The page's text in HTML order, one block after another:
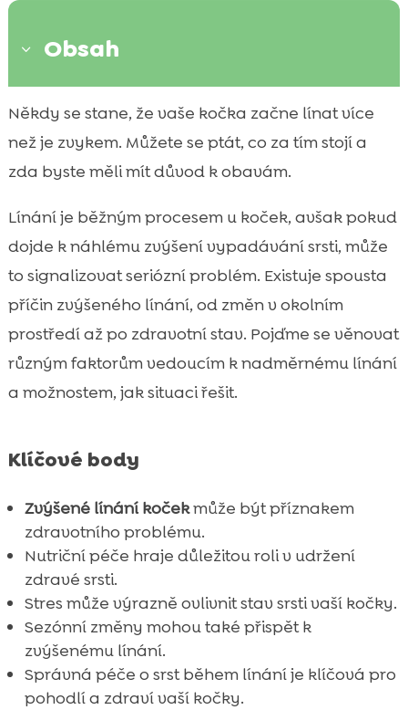
3 Obsah
 Možné zdravotní příčiny náhlého línání
 Význam nutriční péče
 Stres a jeho vliv na línání
 Vliv prostředí na srst vaší kočky
 Kočka náhle líná – co sledovat
 O nemoci a symptomech spojených s
línáním
 Péče o srst během línání
 Výhody hypoalergenní stravy
 Purrfect Life stelivo pro kočky
Jak můžeme pomoci kočce během línání
Podpora zdravého životního stylu
 Speciální produkty pro kočky s citlivou
pokožkou
 Tipy na minimalizaci línání v domácnosti
 Závěr
FAQ
Někdy se stane, že vaše kočka začne línat více
než je zvykem. Můžete se ptát, co za tím stojí a
zda byste měli mít důvod k obavám.
Línání je běžným procesem u koček, avšak pokud
dojde k náhlému zvýšení vypadávání srsti, může
to signalizovat seriózní problém. Existuje spousta
příčin zvýšeného línání, od změn v okolním
prostředí až po zdravotní stav. Pojďme se věnovat
různým faktorům vedoucím k nadměrnému línání
a možnostem, jak situaci řešit.
Klíčové body
Zvýšené línání kočekmůže být příznakem
zdravotního problému.
Nutriční péče hraje důležitou roli v udržení
zdravé srsti.
Stres může výrazně ovlivnit stav srsti vaší kočky.
Sezónní změny mohou také přispět k
zvýšenému línání.
Správná péče o srst během línání je klíčová pro
pohodlí a zdraví vaší kočky.